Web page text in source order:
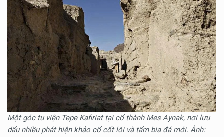
Một góc tu viện Tepe Kafiriat tại cổ thành Mes Aynak, nơi lưu
dấu nhiều phát hiện khảo cổ cốt lõi và tấm bia đá mới. Ảnh: